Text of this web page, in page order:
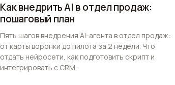
Как внедрить AI в отдел продаж:
пошаговый план
Пять шагов внедрения AI-агента в отдел продаж:
от карты воронки до пилота за 2 недели. Что
отдать нейросети, как подготовить скрипт и
интегрировать с CRM.